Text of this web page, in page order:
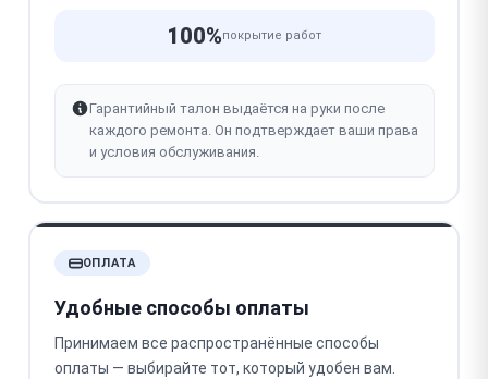
100%покрытие работ
Гарантийный талон выдаётся на руки после
каждого ремонта. Он подтверждает ваши права
и условия обслуживания.
ОПЛАТА
Удобные способы оплаты
Принимаем все распространённые способы
оплаты — выбирайте тот, который удобен вам.